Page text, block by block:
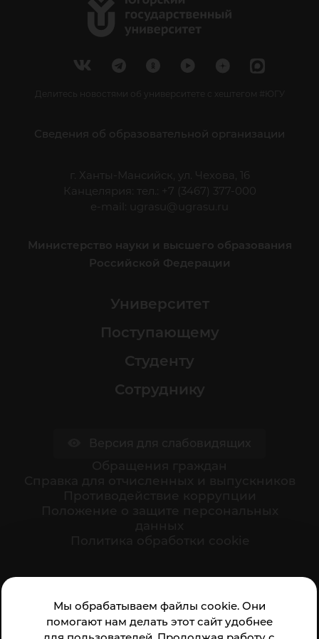
Мы обрабатываем файлы cookie. Они
помогают нам делать этот сайт удобнее
Делитесь новостями об университете с хештегом #ЮГУ
Сведения об образовательной организации
г. Ханты-Мансийск, ул. Чехова, 16
Канцелярия: тел.: +7 (3467) 377-000
e-mail:
ugrasu@ugrasu.ru
Министерство науки и высшего образования
Российской Федерации
Университет
Поступающему
Студенту
Сотруднику
организации: